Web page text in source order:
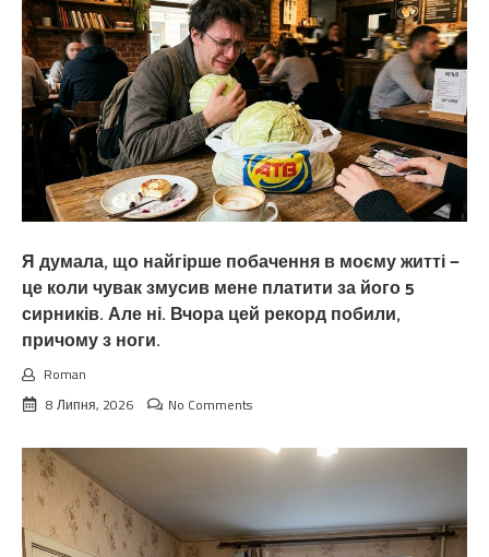
Я думала, що найгірше побачення в моєму житті —
це коли чувак змусив мене платити за його 5
сирників. Але ні. Вчора цей рекорд побили,
причому з ноги.
Roman
8 Липня, 2026
No Comments